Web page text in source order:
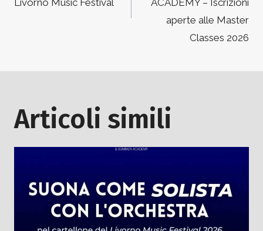
aperte alle Master
Classes 2026
Articoli simili